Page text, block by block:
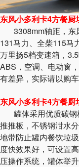
东风小多利卡4方餐厨
3308mm轴距，东
131马力、全柴115马
万里扬5档变速箱，
ABS，空调、电动窗
有差异，实际请以购车
东风小多利卡4方餐厨
罐体采用优质碳钢
推推板，不锈钢泔水
地带防止罐内餐饮垃
度快效果好，可设置
压操作系统，罐体举